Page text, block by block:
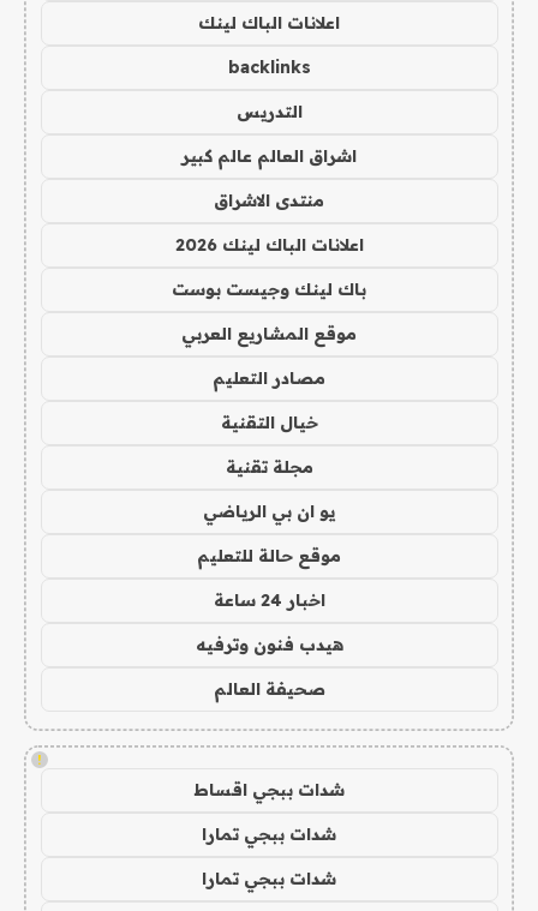
اعلانات الباك لينك
backlinks
التدريس
اشراق العالم عالم كبير
منتدى الاشراق
اعلانات الباك لينك 2026
باك لينك وجيست بوست
موقع المشاريع العربي
مصادر التعليم
خيال التقنية
مجلة تقنية
يو ان بي الرياضي
موقع حالة للتعليم
اخبار 24 ساعة
هيدب فنون وترفيه
صحيفة العالم
!
شدات ببجي اقساط
شدات ببجي تمارا
شدات ببجي تمارا